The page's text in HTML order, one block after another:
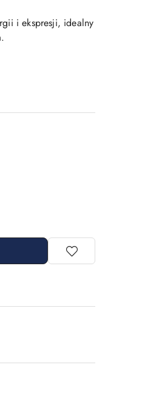
i ekspresji, idealny